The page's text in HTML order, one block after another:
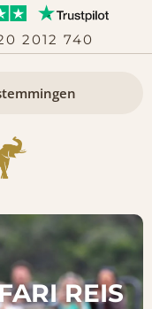
2012 740
REIS